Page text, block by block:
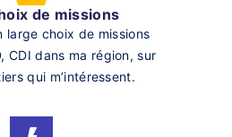
de missions
large choix de missions
CDI dans ma région, sur
qui m’intéressent.